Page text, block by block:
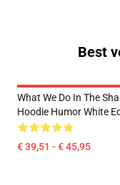
Best
What We Do In The
Hoodie Humor White
€ 39,51 - € 45,95